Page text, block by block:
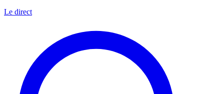
Le direct